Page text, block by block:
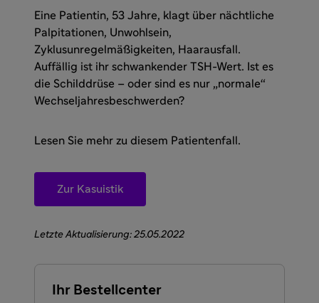
Eine Patientin, 53 Jahre, klagt über nächtliche
Palpitationen, Unwohlsein,
Zyklusunregelmäßigkeiten, Haarausfall.
Auffällig ist ihr schwankender TSH-Wert. Ist es
die Schilddrüse – oder sind es nur „normale“
Wechseljahresbeschwerden?
Lesen Sie mehr zu diesem Patientenfall.
Zur Kasuistik
Letzte Aktualisierung: 25.05.2022
Ihr Bestellcenter